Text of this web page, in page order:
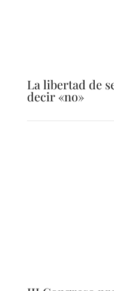
La libertad de
decir «no»